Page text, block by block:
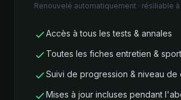
Renouvelé automatiquement · résiliable
Accès à tous les tests & annales
Toutes les fiches entretien &
Suivi de progression & niveau de
Mises à jour incluses pendant